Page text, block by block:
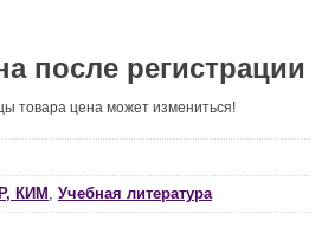
после регистрации
товара цена может измениться!
КИМ Учебная литература